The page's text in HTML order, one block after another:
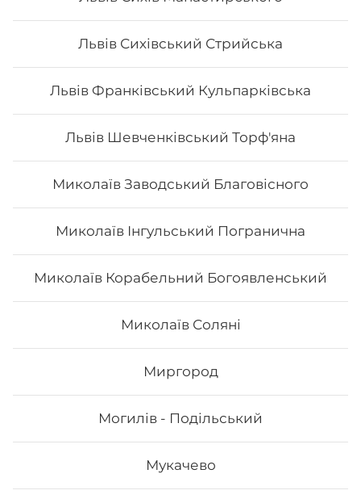
Львів Сихівський Стрийська
Львів Франківський Кульпарківська
Львів Шевченківський Торф'яна
Миколаїв Заводський Благовісного
Миколаїв Інгульський Погранична
Миколаїв Корабельний Богоявленський
Миколаїв Соляні
Миргород
Могилів - Подільський
Мукачево
Вага: 1375 г Склад: зелений дракон, золотий дракон,
вогняний дракон, чорний дракон, червоний дракон